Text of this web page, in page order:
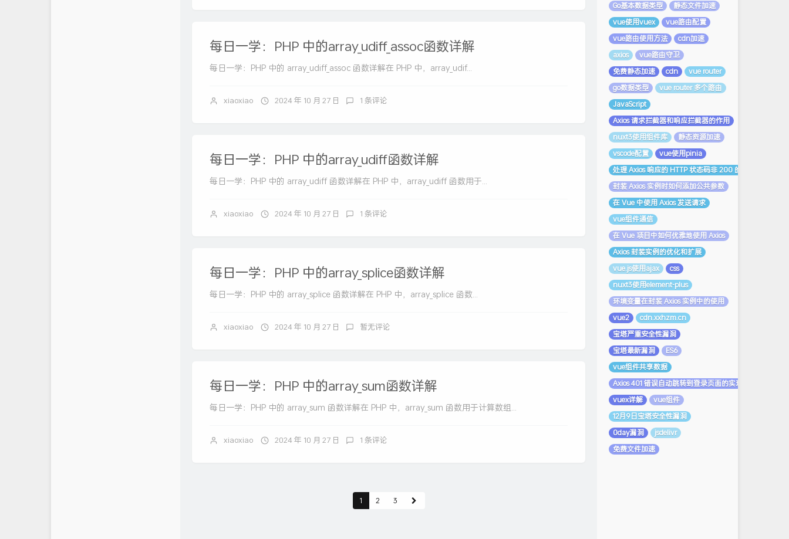
每日一学：PHP 中的array_udiff_assoc函数详解
每日一学：PHP 中的 array_udiff_assoc 函数详解在 PHP 中，array_udif...
xiaoxiao 2024 年 10 月 27 日 1 条评论
每日一学：PHP 中的array_udiff函数详解
每日一学：PHP 中的 array_udiff 函数详解在 PHP 中，array_udiff 函数用于...
xiaoxiao 2024 年 10 月 27 日 1 条评论
每日一学：PHP 中的array_splice函数详解
每日一学：PHP 中的 array_splice 函数详解在 PHP 中，array_splice 函数...
xiaoxiao 2024 年 10 月 27 日 暂无评论
每日一学：PHP 中的array_sum函数详解
每日一学：PHP 中的 array_sum 函数详解在 PHP 中，array_sum 函数用于计算数组...
xiaoxiao 2024 年 10 月 27 日 1 条评论
1 2 3
Go基本数据类型
静态文件加速
vue使用vuex
vue路由配置
vue路由使用方法
cdn加速
axios
vue路由守卫
免费静态加速
cdn
vue router
go数据类型
vue router 多个路由
JavaScript
Axios 请求拦截器和响应拦截器的作用
nuxt3使用组件库
静态资源加速
vscode配置
vue使用pinia
处理 Axios 响应的 HTTP 状态码非 200 的情况
封装 Axios 实例时如何添加公共参数
在 Vue 中使用 Axios 发送请求
vue组件通信
在 Vue 项目中如何优雅地使用 Axios
Axios 封装实例的优化和扩展
vue.js使用ajax
css
nuxt3使用element-plus
环境变量在封装 Axios 实例中的使用
vue2
cdn.xxhzm.cn
宝塔严重安全性漏洞
宝塔最新漏洞
ES6
vue组件共享数据
Axios 401 错误自动跳转到登录页面的实现
vuex详解
vue组件
12月9日宝塔安全性漏洞
0day漏洞
jsdelivr
免费文件加速